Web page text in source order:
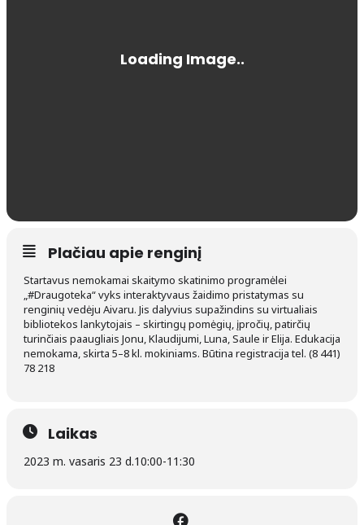
Plačiau apie renginį
Startavus nemokamai skaitymo skatinimo programėlei
„#Draugoteka“ vyks interaktyvaus žaidimo pristatymas su
renginių vedėju Aivaru. Jis dalyvius supažindins su virtualiais
bibliotekos lankytojais – skirtingų pomėgių, įpročių, patirčių
turinčiais paaugliais Jonu, Klaudijumi, Luna, Saule ir Elija. Edukacija
nemokama, skirta 5–8 kl. mokiniams. Būtina registracija tel. (8 441)
78 218
Laikas
2023 m. vasaris 23 d.10:00-11:30